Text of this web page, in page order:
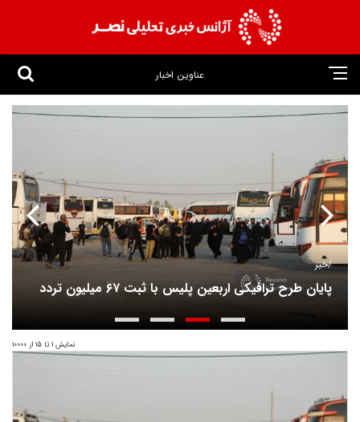
عناوین اخبار
خبر/
پایان طرح ترافیکی اربعین پلیس با ثبت ۶۷ میلیون تردد
نمایش 1 تا 15 از 10000